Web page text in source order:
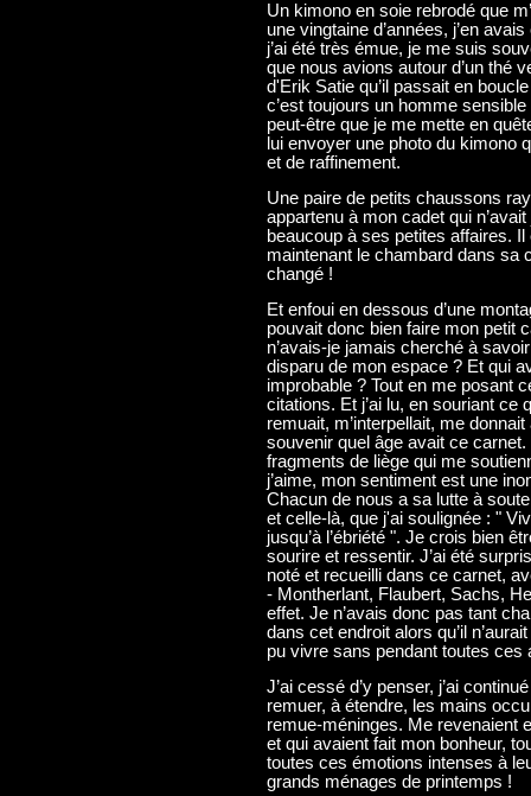
Un kimono en soie rebrodé que
une vingtaine d’années, j’en
j’ai été très émue, je me suis
que nous avions autour d’un thé
d'Erik Satie qu’il passait en
c’est toujours un homme
peut-être que je me mette en
lui envoyer une photo du kimono
et de raffinement.
Une paire de petits chaussons
appartenu à mon cadet qui
beaucoup à ses petites affaires.
maintenant le chambard dans sa
changé !
Et enfoui en dessous d’une
pouvait donc bien faire mon petit
n’avais-je jamais cherché à
disparu de mon espace ? Et qui
improbable ? Tout en me posant
citations. Et j’ai lu, en souriant ce
remuait, m’interpellait, me
souvenir quel âge avait ce
fragments de liège qui me
j’aime, mon sentiment est une
Chacun de nous a sa lutte à
et celle-là, que j'ai soulignée : "
jusqu’à l’ébriété ". Je crois bien
sourire et ressentir. J’ai été
noté et recueilli dans ce carnet,
- Montherlant, Flaubert, Sachs,
effet. Je n’avais donc pas tant
dans cet endroit alors qu’il
pu vivre sans pendant toutes ces
J’ai cessé d’y penser, j’ai
remuer, à étendre, les mains
remue-méninges. Me revenaient
et qui avaient fait mon bonheur,
toutes ces émotions intenses à
grands ménages de printemps !